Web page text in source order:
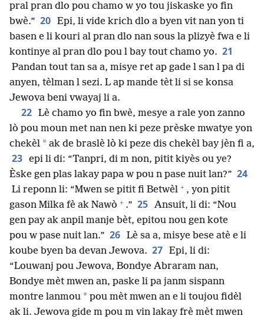
pral pran dlo pou chamo w yo tou jiskaske yo fin
bwè.” 20 Epi, li vide krich dlo a byen vit nan yon ti
basen e li kouri al pran dlo nan sous la plizyè fwa e li
kontinye al pran dlo pou l bay tout chamo yo. 21
Pandan tout tan sa a, misye ret ap gade l san l pa di
anyen, tèlman l sezi. L ap mande tèt li si se konsa
Jewova beni vwayaj li a.
22 Lè chamo yo fin bwè, mesye a rale yon zanno
lò pou moun met nan nen ki peze prèske mwatye yon
chekèl * ak de braslè lò ki peze dis chekèl bay jèn fi a,
23 epi li di: “Tanpri, di m non, pitit kiyès ou ye?
Èske gen plas lakay papa w pou n pase nuit lan?” 24
Li reponn li: “Mwen se pitit fi Betwèl + , yon pitit
gason Milka fè ak Nawò + .” 25 Ansuit, li di: “Nou
gen pay ak anpil manje bèt, epitou nou gen kote
pou w pase nuit lan.” 26 Lè sa a, misye bese atè e li
koube byen ba devan Jewova. 27 Epi, li di:
“Louwanj pou Jewova, Bondye Abraram nan,
Bondye mèt mwen an, paske li pa janm sispann
montre lanmou * pou mèt mwen an e li toujou fidèl
ak li. Jewova gide m pou m vin lakay frè mèt mwen